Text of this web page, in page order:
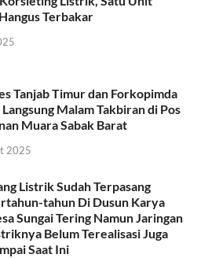
Terbakar
Tanjab Timur dan Forkopimda
Malam Takbiran di Pos
Muara Sabak Barat
2025
Listrik Sudah Terpasang
tahun Di Dusun Karya
Sungai Tering Namun Jaringan
Belum Terealisasi Juga
Saat Ini